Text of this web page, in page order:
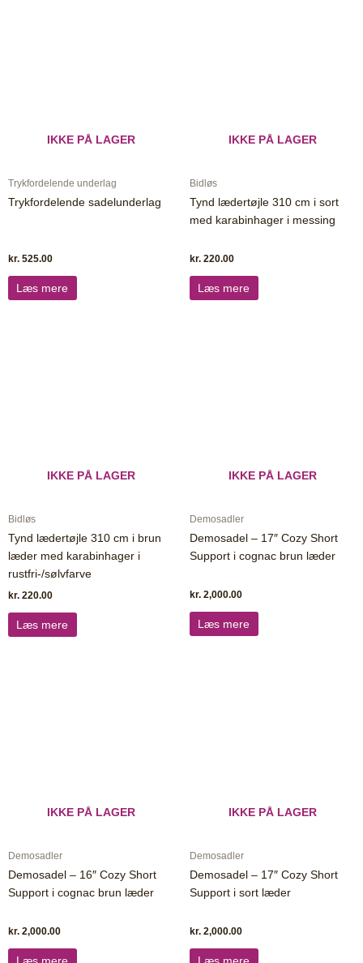
IKKE PÅ LAGER
Trykfordelende underlag
Trykfordelende sadelunderlag
kr. 525.00
Læs mere
IKKE PÅ LAGER
Bidløs
Tynd lædertøjle 310 cm i sort
med karabinhager i messing
kr. 220.00
Læs mere
IKKE PÅ LAGER
Bidløs
Tynd lædertøjle 310 cm i brun
læder med karabinhager i
rustfri-/sølvfarve
kr. 220.00
Læs mere
IKKE PÅ LAGER
Demosadler
Demosadel – 17″ Cozy Short
Support i cognac brun læder
kr. 2,000.00
Læs mere
IKKE PÅ LAGER
Demosadler
Demosadel – 16″ Cozy Short
Support i cognac brun læder
kr. 2,000.00
IKKE PÅ LAGER
Demosadler
Demosadel – 17″ Cozy Short
Support i sort læder
kr. 2,000.00